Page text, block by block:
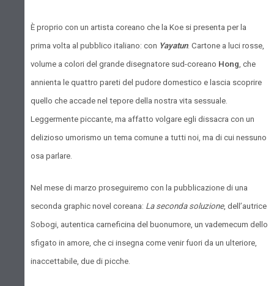
È proprio con un artista coreano che la Koe si presenta per la
prima volta al pubblico italiano: con Yayatun. Cartone a luci rosse,
volume a colori del grande disegnatore sud-coreano Hong , che
annienta le quattro pareti del pudore domestico e lascia scoprire
quello che accade nel tepore della nostra vita sessuale.
Leggermente piccante, ma affatto volgare egli dissacra con un
delizioso umorismo un tema comune a tutti noi, ma di cui nessuno
osa parlare.
Nel mese di marzo proseguiremo con la pubblicazione di una
seconda graphic novel coreana: La seconda soluzione, dell’autrice
Sobogi, autentica carneficina del buonumore, un vademecum dello
sfigato in amore, che ci insegna come venir fuori da un ulteriore,
inaccettabile, due di picche.